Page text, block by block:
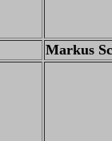
Markus